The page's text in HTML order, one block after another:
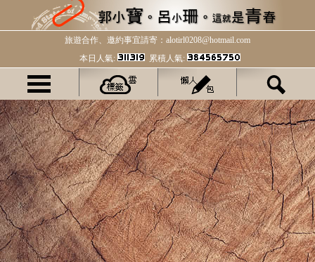
旅遊合作、邀約事宜請寄：alotirl0208@hotmail.com
本日人氣:
累積人氣: